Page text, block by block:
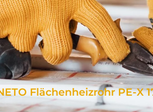
Flächenheizrohr PE-X